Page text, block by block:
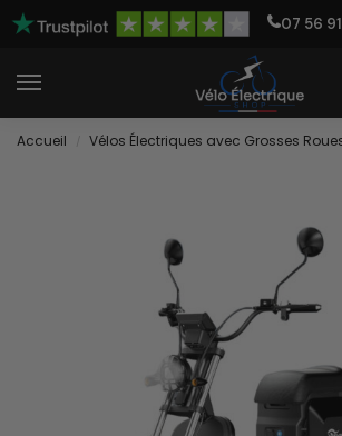
07 56
Accueil Vélos Électriques avec Grosses